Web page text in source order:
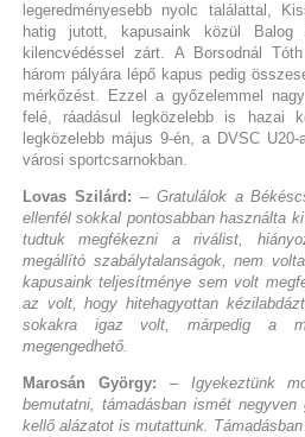
legeredményesebb nyolc találattal,
hatig jutott, kapusaink közül
kilencvédéssel zárt. A Borsodnál
három pályára lépő kapus pedig
mérkőzést. Ezzel a győzelemmel
felé, ráadásul legközelebb is hazai
legközelebb május 9-én, a DVSC
városi sportcsarnokban.
Lovas Szilárd: – Gratulálok a
ellenfél sokkal pontosabban használta
tudtuk megfékezni a riválist,
megállító szabálytalanságok, nem
kapusaink teljesítménye sem volt
az volt, hogy hitehagyottan
sokakra igaz volt, márpedig a
megengedhető.
Marosán György:
– Igyekeztünk
bemutatni, támadásban ismét
kellő alázatot is mutattunk.